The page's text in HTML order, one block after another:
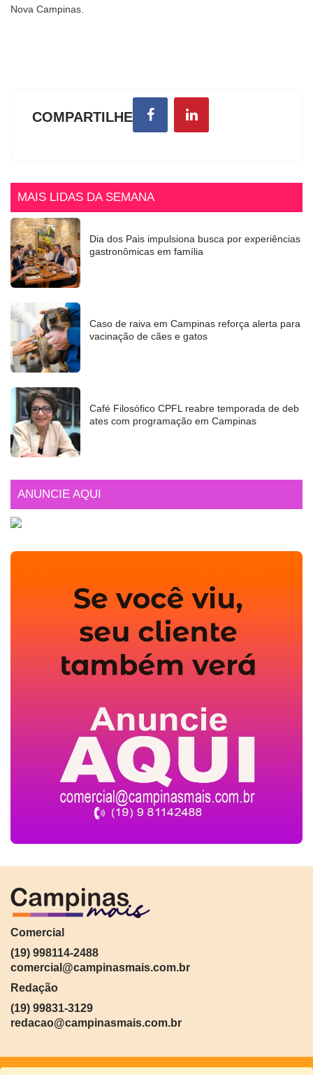
Nova Campinas.
COMPARTILHE
MAIS LIDAS DA SEMANA
Dia dos Pais impulsiona busca por experiências
gastronômicas em família
Caso de raiva em Campinas reforça alerta para
vacinação de cães e gatos
Café Filosófico CPFL reabre temporada de deb
ates com programação em Campinas
ANUNCIE AQUI
Comercial
(19) 998114-2488
comercial@campinasmais.com.br
Redação
(19) 99831-3129
redacao@campinasmais.com.br